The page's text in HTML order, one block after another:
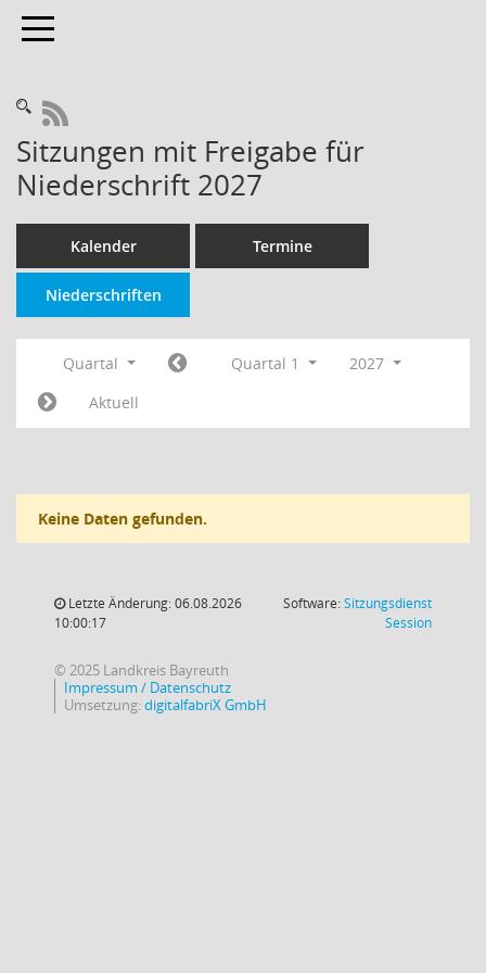
Toggle navigation
RSS-Feed
Sitzungen mit Freigabe für
Niederschrift 2027
Kalender Termine
Niederschriften
Quartal Quartal 1
2027
Aktuell
Keine Daten gefunden.
Letzte Änderung: 06.08.2026
10:00:17
Software:Sitzungsdienst
Session(Wird in
© 2025 Landkreis Bayreuth
Impressum / Datenschutz
Umsetzung:digitalfabriX GmbH